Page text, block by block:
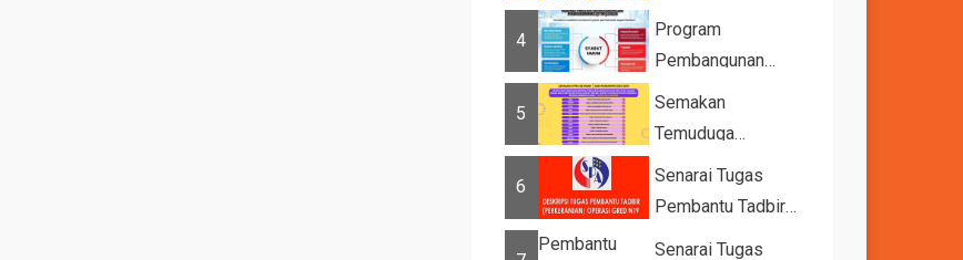
Tawaran
Kemasukan ke
4
Program
Pembangunan
Bakat Muda (YTP)
MARA 2026 –
5
Semakan
Temuduga
UPUOnline Sesi
2026/2027
6
Senarai Tugas
Pembantu Tadbir
(Perkeranian/Operasi)
Senarai Tugas